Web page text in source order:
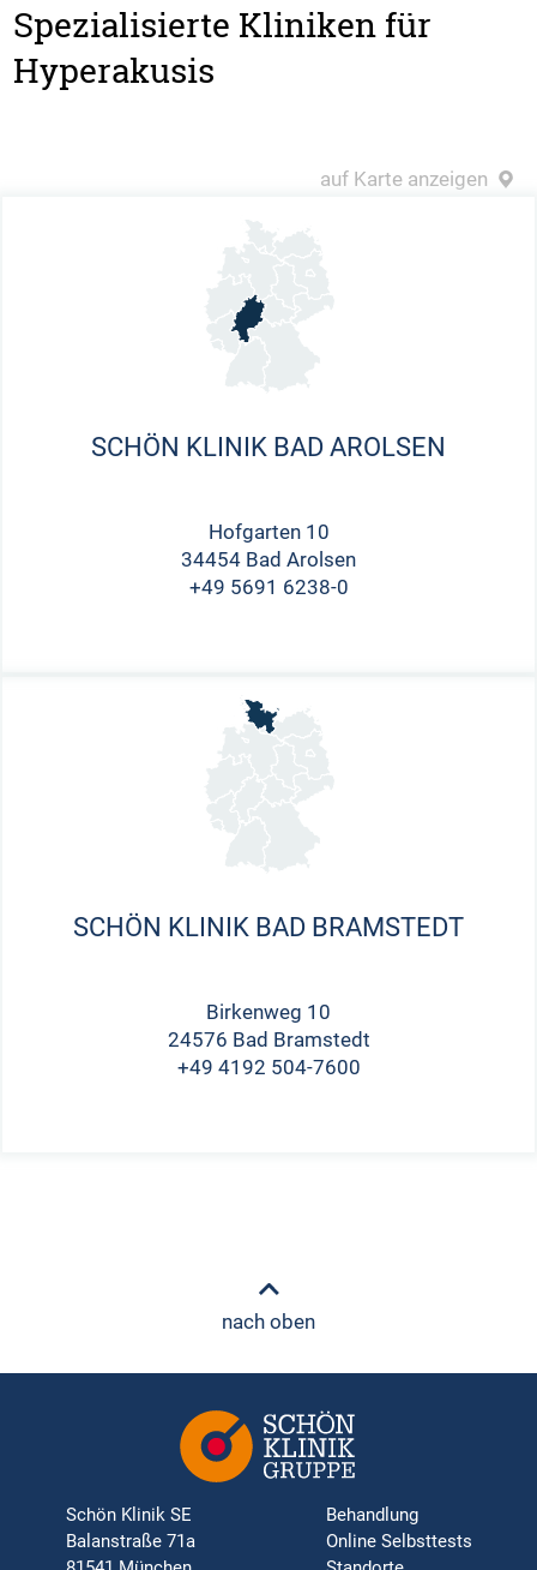
Spezialisierte Kliniken für
Hyperakusis
auf Karte anzeigen
SCHÖN KLINIK BAD AROLSEN
Hofgarten 10
34454 Bad Arolsen
+49 5691 6238-0
SCHÖN KLINIK BAD BRAMSTEDT
Birkenweg 10
24576 Bad Bramstedt
+49 4192 504-7600
nach oben
Schön Klinik SE
Balanstraße 71a
Behandlung
Online Selbsttests